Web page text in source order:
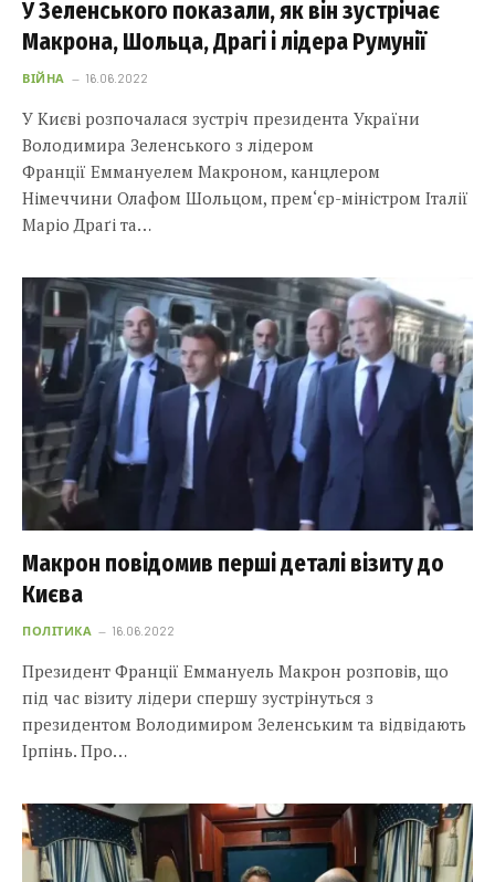
У Зеленського показали, як він зустрічає
Макрона, Шольца, Драгі і лідера Румунії
ВІЙНА 16.06.2022
У Києві розпочалася зустріч президента України
Володимира Зеленського з лідером
Франції Еммануелем Макроном, канцлером
Німеччини Олафом Шольцом, прем‘єр-міністром Італії
Маріо Драґі та…
Макрон повідомив перші деталі візиту до
Києва
ПОЛІТИКА 16.06.2022
Президент Франції Еммануель Макрон розповів, що
під час візиту лідери спершу зустрінуться з
президентом Володимиром Зеленським та відвідають
Ірпінь. Про…